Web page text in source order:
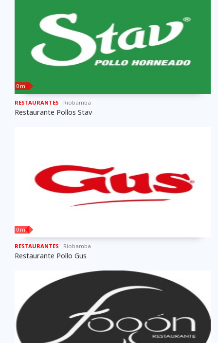
0 m
RESTAURANTES Riobamba
Restaurante Pollos Stav
0 m
RESTAURANTES Riobamba
Restaurante Pollo Gus